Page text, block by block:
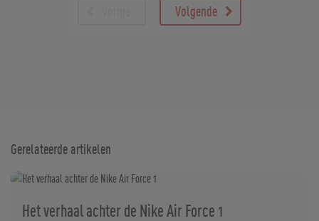
Volgende
Gerelateerde artikelen
Het verhaal achter de Nike Air Force 1